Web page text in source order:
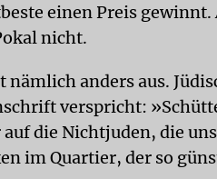
einen Preis gewinnt.
nicht.
anders aus.
verspricht:
die Nichtjuden, die
im Quartier, der so